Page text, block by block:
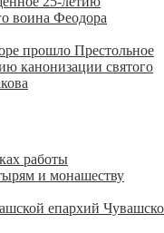
прошло Престольное
канонизации святого
работы
и монашеству
епархий